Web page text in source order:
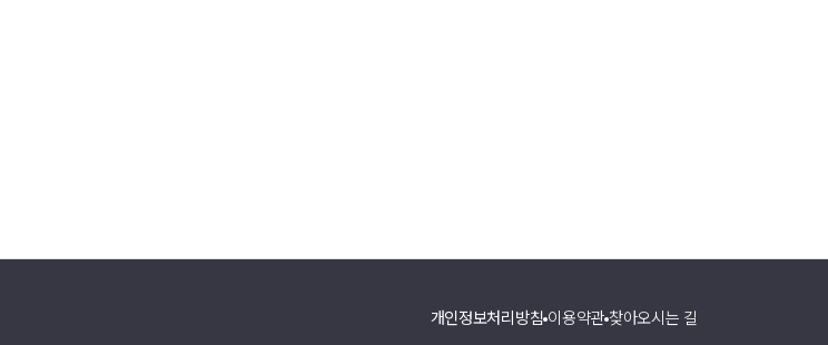
개인정보처리방침 이용약관 찾아오시는 길